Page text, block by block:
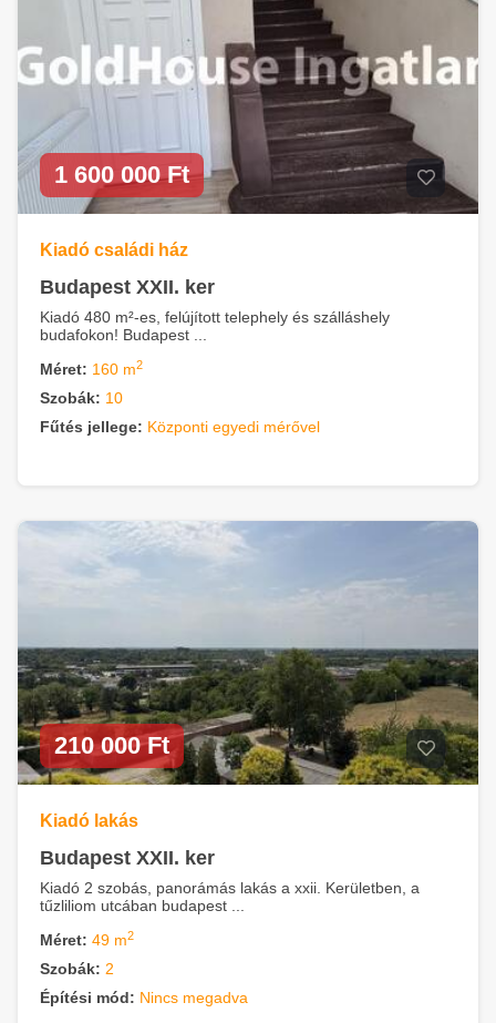
1 600 000 Ft
Kiadó családi ház
Budapest XXII. ker
Kiadó 480 m²-es, felújított telephely és szálláshely
budafokon! Budapest ...
Méret: 160 m2
Szobák: 10
Fűtés jellege: Központi egyedi mérővel
210 000 Ft
Kiadó lakás
Budapest XXII. ker
Kiadó 2 szobás, panorámás lakás a xxii. Kerületben, a
tűzliliom utcában budapest ...
Méret: 49 m2
Szobák: 2
Építési mód: Nincs megadva